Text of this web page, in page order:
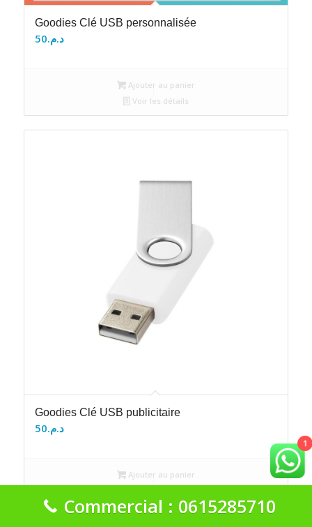
Goodies Clé USB personnalisée
د.م.50
Ajouter au panier
Voir les détails
Goodies Clé USB publicitaire
د.م.50
Ajouter au panier
1
Commercial : 0615285710